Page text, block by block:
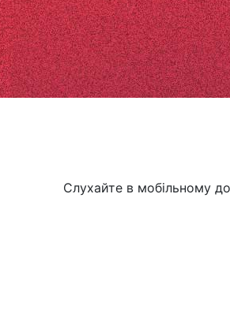
Слухайте в мобільному